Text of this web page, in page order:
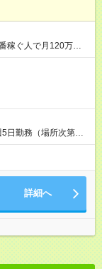
稼ぐ人で月120万ほ
個配達×25日勤務
日勤務（場所次第で
での勤務可能性有り ※
、帰社OKです
詳細へ